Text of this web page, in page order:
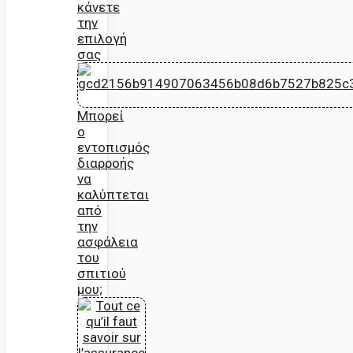
κάνετε
την
επιλογή
σας
Μπορεί
ο
εντοπισμός
διαρροής
να
καλύπτεται
από
την
ασφάλεια
του
σπιτιού
μου;